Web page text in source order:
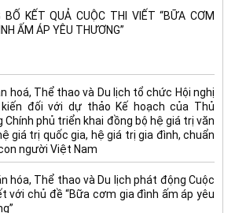
BỐ KẾT QUẢ CUỘC THI VIẾT “BỮA CƠM
ẤM ÁP YÊU THƯƠNG”
hoá, Thể thao và Du lịch tổ chức Hội nghị
đối với dự thảo Kế hoạch của Thủ
Chính phủ triển khai đồng bộ hệ giá trị văn
giá trị quốc gia, hệ giá trị gia đình, chuẩn
người Việt Nam
hóa, Thể thao và Du lịch phát động Cuộc
với chủ đề “Bữa cơm gia đình ấm áp yêu